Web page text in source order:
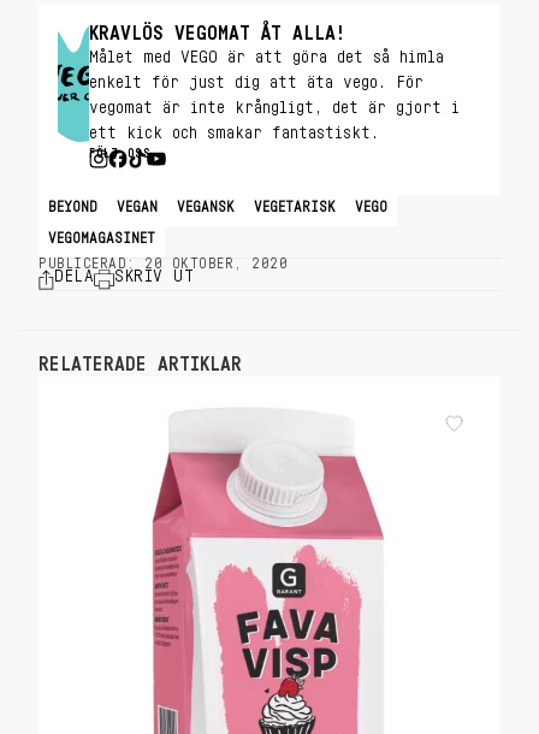
KRAVLÖS VEGOMAT ÅT ALLA!
Målet med VEGO är att göra det så himla
enkelt för just dig att äta vego. För
vegomat är inte krångligt, det är gjort i
ett kick och smakar fantastiskt.
FÖLJ OSS
BEYOND VEGAN VEGANSK VEGETARISK VEGO
VEGOMAGASINET
PUBLICERAD: 20 OKTOBER, 2020
DELA SKRIV UT
RELATERADE ARTIKLAR